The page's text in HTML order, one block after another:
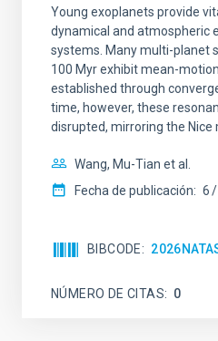
Young exoplanets provide
dynamical and atmospheric
systems. Many multi-planet
100 Myr exhibit mean-
established through
time, however, these
disrupted, mirroring the
Wang, Mu-Tian et al.
Fecha de publicación: 6
BIBCODE
NÚMERO DE CITAS 0